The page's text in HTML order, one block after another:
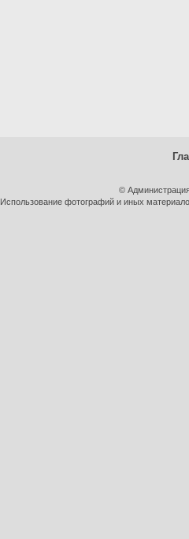
©
Использование фотографий и иных